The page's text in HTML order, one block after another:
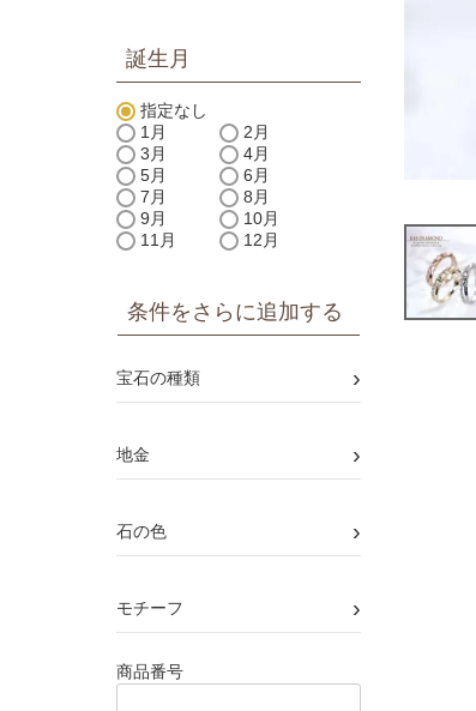
誕生月
指定なし
1月
2月
3月
4月
5月
6月
7月
8月
9月
10月
11月
12月
条件をさらに追加する
宝石の種類 ›
地金 ›
石の色 ›
モチーフ ›
商品番号